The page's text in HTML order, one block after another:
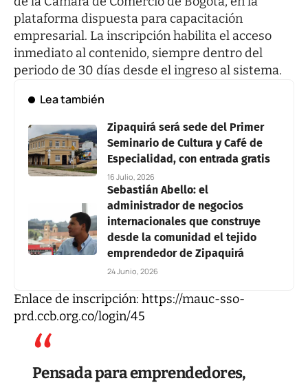
plataforma dispuesta para capacitación
empresarial. La inscripción habilita el acceso
inmediato al contenido, siempre dentro del
periodo de 30 días desde el ingreso al sistema.
Lea también
Zipaquirá será sede del Primer
Seminario de Cultura y Café de
Especialidad, con entrada gratis
16 Julio, 2026
Sebastián Abello: el
administrador de negocios
internacionales que construye
desde la comunidad el tejido
emprendedor de Zipaquirá
24 Junio, 2026
Enlace de inscripción: https://mauc-sso-
prd.ccb.org.co/login/45
Pensada para emprendedores,